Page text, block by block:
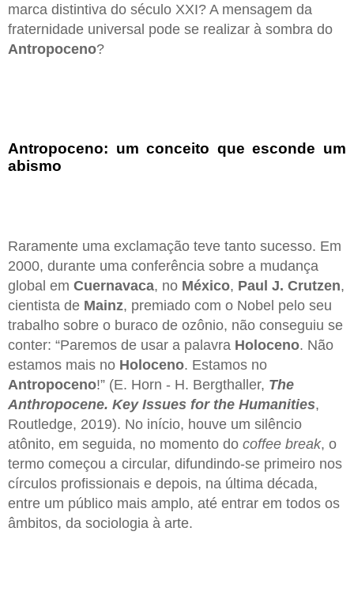
marca distintiva do século XXI? A mensagem da
fraternidade universal pode se realizar à sombra do
Antropoceno?
Antropoceno: um conceito que esconde um
abismo
Raramente uma exclamação teve tanto sucesso. Em
2000, durante uma conferência sobre a mudança
global em Cuernavaca, no México, Paul J. Crutzen,
cientista de Mainz, premiado com o Nobel pelo seu
trabalho sobre o buraco de ozônio, não conseguiu se
conter: “Paremos de usar a palavra Holoceno. Não
estamos mais no Holoceno. Estamos no
Antropoceno!” (E. Horn - H. Bergthaller, The
Anthropocene. Key Issues for the Humanities,
Routledge, 2019). No início, houve um silêncio
atônito, em seguida, no momento do coffee break, o
termo começou a circular, difundindo-se primeiro nos
círculos profissionais e depois, na última década,
entre um público mais amplo, até entrar em todos os
âmbitos, da sociologia à arte.